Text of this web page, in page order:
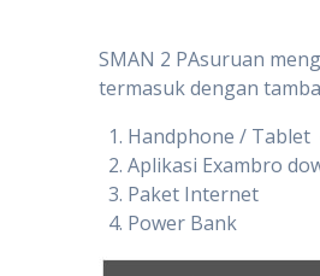
SMAN 2 PAsuruan
termasuk dengan
Handphone / Tablet
Aplikasi Exambro
Paket Internet
Power Bank